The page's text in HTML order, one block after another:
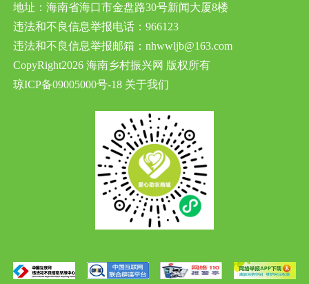
地址：海南省海口市金盘路30号新闻大厦8楼
违法和不良信息举报电话：966123
违法和不良信息举报邮箱：nhwwljb@163.com
CopyRight2026 海南乡村振兴网 版权所有
琼ICP备09005000号-18 关于我们